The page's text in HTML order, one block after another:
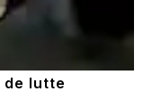
de lutte